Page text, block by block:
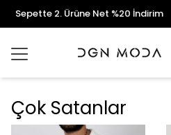
2. Ürüne Net %20 İndirim
Çok Satanlar